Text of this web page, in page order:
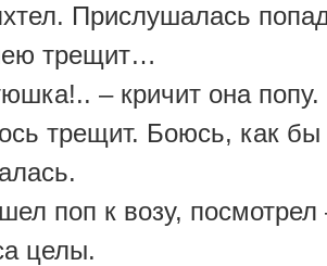
Прислушалась
трещит…
– кричит она
трещит. Боюсь, как бы
поп к возу, посмотрел
целы.